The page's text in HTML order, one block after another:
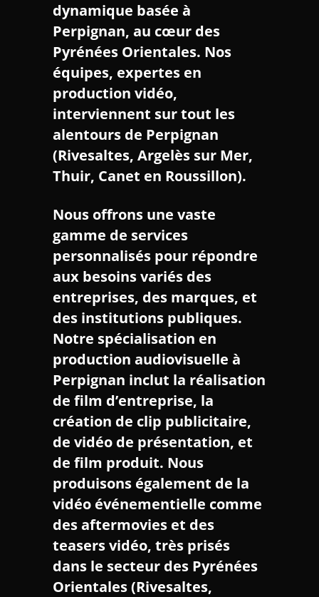
dynamique basée à
Perpignan, au cœur des
Pyrénées Orientales. Nos
équipes, expertes en
production vidéo,
interviennent sur tout les
alentours de Perpignan
(Rivesaltes, Argelès sur Mer,
Thuir, Canet en Roussillon).
Nous offrons une vaste
gamme de services
personnalisés pour répondre
aux besoins variés des
entreprises, des marques, et
des institutions publiques.
Notre spécialisation en
production audiovisuelle à
Perpignan inclut la réalisation
de film d’entreprise, la
création de clip publicitaire,
de vidéo de présentation, et
de film produit. Nous
produisons également de la
vidéo événementielle comme
desaftermovies et des
teasers vidéo, très prisés
dans le secteur des Pyrénées
Orientales (Rivesaltes,